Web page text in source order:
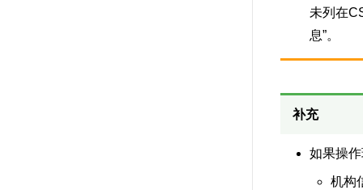
未列在
息”。
补充
如果操
机构